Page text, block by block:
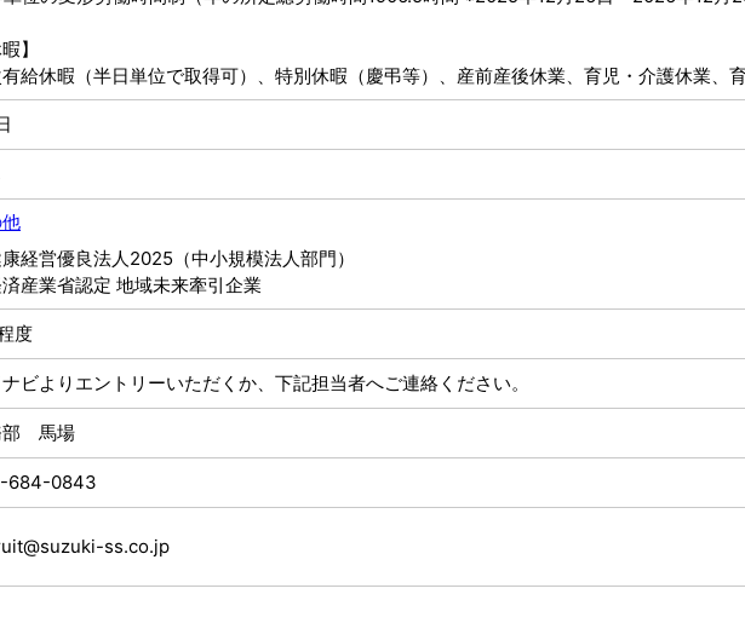
】
給休暇（半日単位で取得可）、特別休暇（慶弔等）、産前産後休業、育児・介護休業、
経営優良法人2025（中小規模法人部門）
産業省認定 地域未来牽引企業
度
ビよりエントリーいただくか、下記担当者へご連絡ください。
部 馬場
684-0843
ss.co.jp